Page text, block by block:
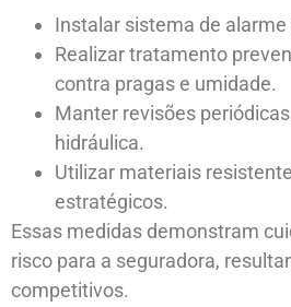
Instalar sistema de
Realizar tratamento
contra pragas e umidade.
Manter revisões
hidráulica.
Utilizar materiais
estratégicos.
Essas medidas demonstram
risco para a seguradora,
competitivos.